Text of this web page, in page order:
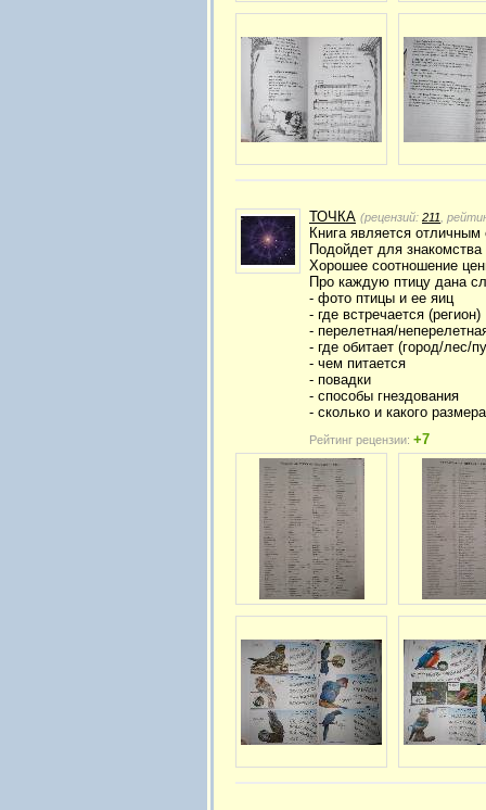
ТОЧКА (рецензий: 211 ,
Книга является отличным
Подойдет для
Хорошее соотношение
Про каждую птицу дана
- фото птицы и ее яиц
- где встречается (регион)
- перелетная/
- где обитает (город/лес/
- чем питается
- повадки
- способы гнездования
- сколько и какого
Рейтинг рецензии: +7